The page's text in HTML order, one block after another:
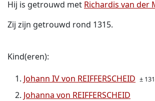
Hij is getrouwd met Richardis van der
Zij zijn getrouwd rond 1315.
Kind(eren):
Johann IV von REIFFERSCHEID ±
Johanna von REIFFERSCHEID